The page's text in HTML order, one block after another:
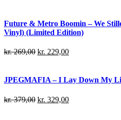
Future & Metro Boomin – We
Vinyl) (Limited Edition)
kr.269,00 kr. 229,00
JPEGMAFIA – I Lay Down My
kr.379,00 kr. 329,00